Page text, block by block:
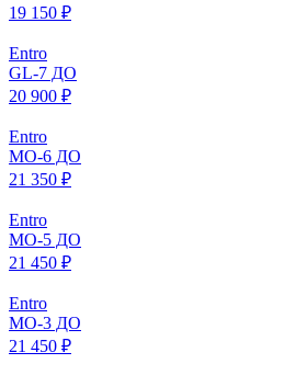
19 150 ₽
Entro
GL-7 ДО
20 900 ₽
Entro
МO-6 ДО
21 350 ₽
Entro
МO-5 ДО
21 450 ₽
Entro
МO-3 ДО
21 450 ₽